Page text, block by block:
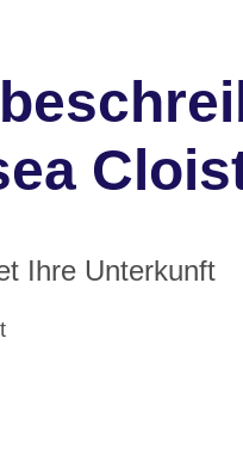
Ihre Unterkunft